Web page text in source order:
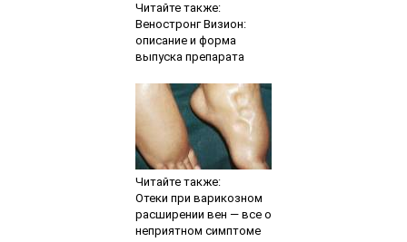
Читайте также:
Веностронг Визион:
описание и форма
выпуска препарата
Читайте также:
Отеки при варикозном
расширении вен — все о
неприятном симптоме